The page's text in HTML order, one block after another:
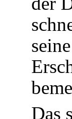
Das